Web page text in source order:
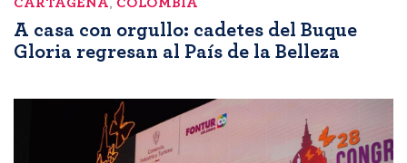
CARTAGENA, COLOMBIA
A casa con orgullo: cadetes del Buque
Gloria regresan al País de la Belleza